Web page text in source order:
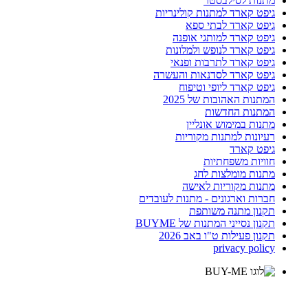
גיפט קארד למתנות קולינריות
גיפט קארד לבתי ספא
גיפט קארד למותגי אופנה
גיפט קארד לנופש ולמלונות
גיפט קארד לתרבות ופנאי
גיפט קארד לסדנאות והעשרה
גיפט קארד ליופי וטיפוח
המתנות האהובות של 2025
המתנות החדשות
מתנות במימוש אונליין
רעיונות למתנות מקוריות
גיפט קארד
חוויות משפחתיות
מתנות מומלצות לחג
מתנות מקוריות לאישה
חברות וארגונים - מתנות לעובדים
תקנון מתנה משותפת
תקנון נסייני המתנות של BUYME
תקנון פעילות ט"ו באב 2026
privacy policy